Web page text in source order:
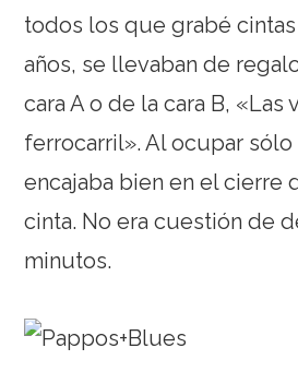
todos los que grabé
años, se llevaban de
cara A o de la cara B, «Las
ferrocarril». Al ocupar
encajaba bien en el cierre
cinta. No era cuestión de
minutos.